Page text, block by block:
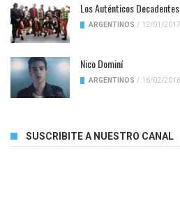
Los Auténticos Decadentes
ARGENTINOS / 12/01/2017
Nico Dominí
ARGENTINOS / 16/02/2016
SUSCRIBITE A NUESTRO CANAL